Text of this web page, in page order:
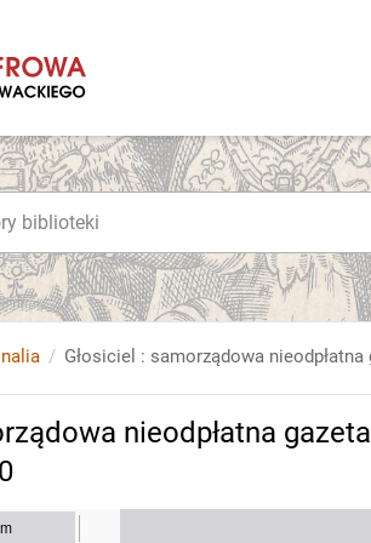
nieodpłatna gazeta